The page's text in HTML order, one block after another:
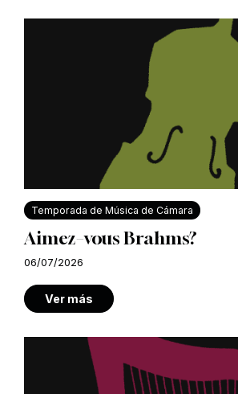
Temporada de Música de Cámara
Aimez–vous Brahms?
06/07/2026
Ver más